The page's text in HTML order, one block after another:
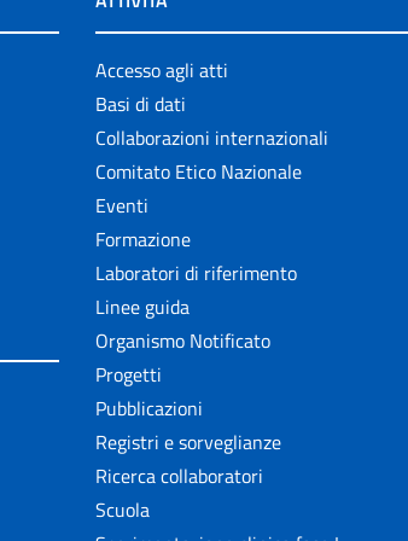
Accesso agli atti
Basi di dati
Collaborazioni internazionali
Comitato Etico Nazionale
Eventi
Formazione
Laboratori di riferimento
Linee guida
Organismo Notificato
Progetti
Pubblicazioni
Registri e sorveglianze
Ricerca collaboratori
Scuola